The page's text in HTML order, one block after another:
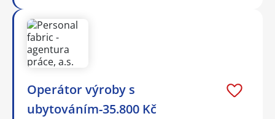
Operátor výroby s
ubytováním-35.800 Kč